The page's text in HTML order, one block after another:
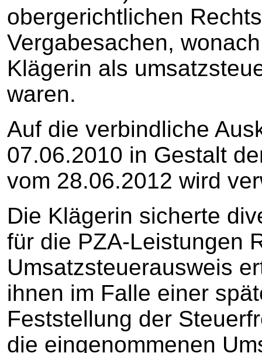
obergerichtlichen
Vergabesachen,
Klägerin als
waren.
Auf die verbindliche
07.06.2010 in Gestalt
vom 28.06.2012 wird
Die Klägerin sicherte
für die PZA-Leistungen
Umsatzsteuerausweis
ihnen im Falle einer
Feststellung der
die eingenommenen